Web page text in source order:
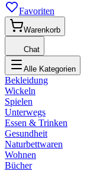
Favoriten
Warenkorb
Chat
Alle Kategorien
Bekleidung
Wickeln
Spielen
Unterwegs
Essen & Trinken
Gesundheit
Naturbettwaren
Wohnen
Bücher